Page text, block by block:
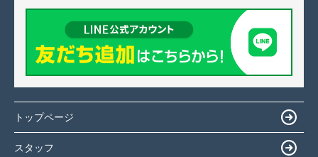
トップページ
スタッフ